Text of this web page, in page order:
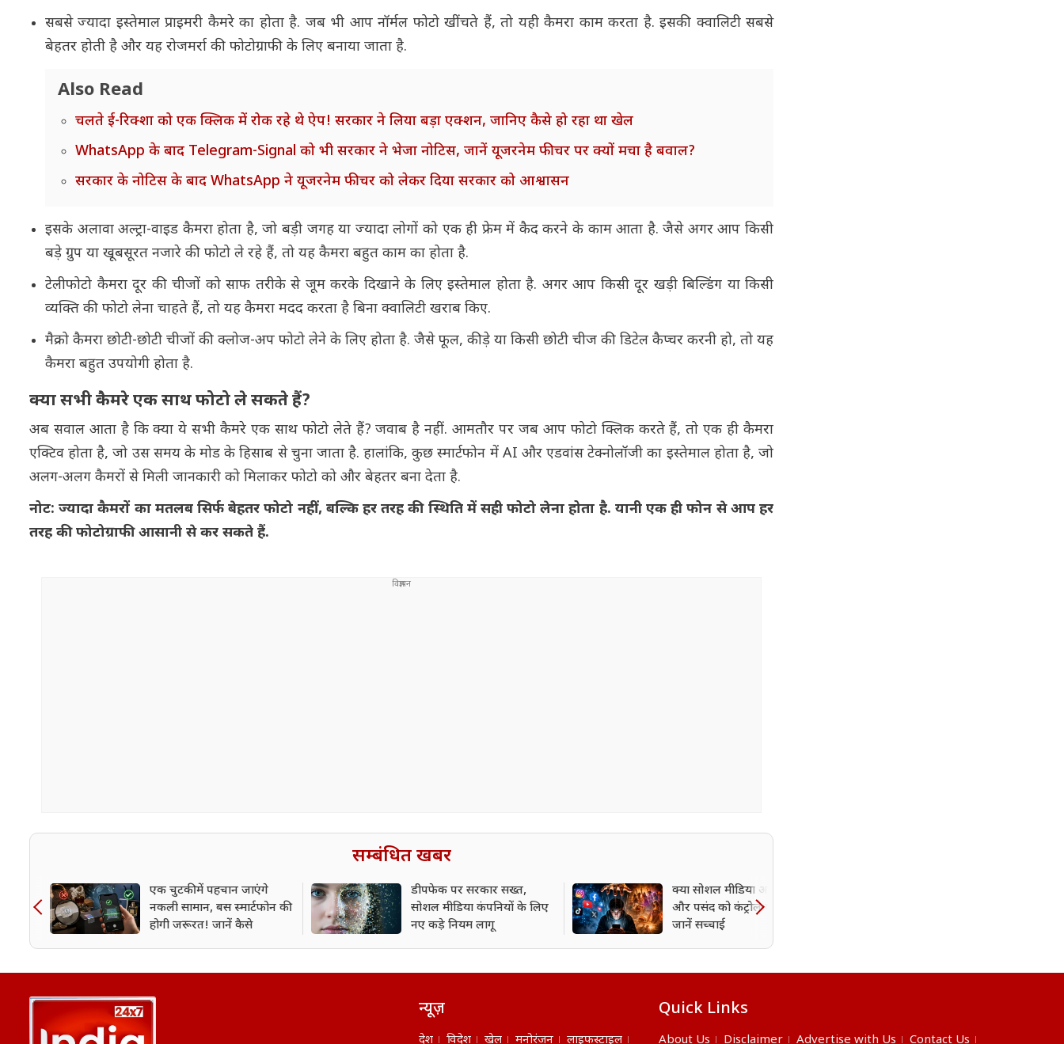
सबसे ज्यादा इस्तेमाल प्राइमरी कैमरे का होता है. जब भी आप नॉर्मल फोटो खींचते हैं, तो यही कैमरा काम करता है. इसकी क्वालिटी सबसे
बेहतर होती है और यह रोजमर्रा की फोटोग्राफी के लिए बनाया जाता है.
Also Read
चलते ई-रिक्शा को एक क्लिक में रोक रहे थे ऐप! सरकार ने लिया बड़ा एक्शन, जानिए कैसे हो रहा था खेल
WhatsApp के बाद Telegram-Signal को भी सरकार ने भेजा नोटिस, जानें यूजरनेम फीचर पर क्यों मचा है बवाल?
सरकार के नोटिस के बाद WhatsApp ने यूजरनेम फीचर को लेकर दिया सरकार को आश्वासन
इसके अलावा अल्ट्रा-वाइड कैमरा होता है, जो बड़ी जगह या ज्यादा लोगों को एक ही फ्रेम में कैद करने के काम आता है. जैसे अगर आप किसी
बड़े ग्रुप या खूबसूरत नजारे की फोटो ले रहे हैं, तो यह कैमरा बहुत काम का होता है.
टेलीफोटो कैमरा दूर की चीजों को साफ तरीके से जूम करके दिखाने के लिए इस्तेमाल होता है. अगर आप किसी दूर खड़ी बिल्डिंग या किसी
व्यक्ति की फोटो लेना चाहते हैं, तो यह कैमरा मदद करता है बिना क्वालिटी खराब किए.
मैक्रो कैमरा छोटी-छोटी चीजों की क्लोज-अप फोटो लेने के लिए होता है. जैसे फूल, कीड़े या किसी छोटी चीज की डिटेल कैप्चर करनी हो, तो यह
कैमरा बहुत उपयोगी होता है.
क्या सभी कैमरे एक साथ फोटो ले सकते हैं?
अब सवाल आता है कि क्या ये सभी कैमरे एक साथ फोटो लेते हैं? जवाब है नहीं. आमतौर पर जब आप फोटो क्लिक करते हैं, तो एक ही कैमरा
एक्टिव होता है, जो उस समय के मोड के हिसाब से चुना जाता है. हालांकि, कुछ स्मार्टफोन में AI और एडवांस टेक्नोलॉजी का इस्तेमाल होता है, जो
अलग-अलग कैमरों से मिली जानकारी को मिलाकर फोटो को और बेहतर बना देता है.
नोट: ज्यादा कैमरों का मतलब सिर्फ बेहतर फोटो नहीं, बल्कि हर तरह की स्थिति में सही फोटो लेना होता है. यानी एक ही फोन से आप हर
तरह की फोटोग्राफी आसानी से कर सकते हैं.
सम्बंधित खबर
एक चुटकी में पहचान जाएंगे
नकली सामान, बस स्मार्टफोन की
होगी जरूरत! जानें कैसे
डीपफेक पर सरकार सख्त,
सोशल मीडिया कंपनियों के लिए
नए कड़े नियम लागू
क्या सोशल मीडिया आपकी सोच
और पसंद को कंट्रोल कर रहा है?
जानें सच्चाई
न्यूज़
देश विदेश खेल मनोरंजन लाइफस्टाइल
Quick Links
About Us Disclaimer Advertise with Us Contact Us